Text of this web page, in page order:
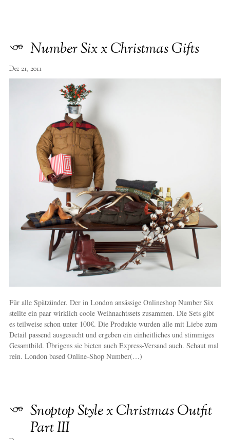
Number Six x Christmas Gifts
Dez 21, 2011
Für alle Spätzünder. Der in London ansässige Onlineshop Number Six
stellte ein paar wirklich coole Weihnachtssets zusammen. Die Sets gibt
es teilweise schon unter 100€. Die Produkte wurden alle mit Liebe zum
Detail passend ausgesucht und ergeben ein einheitliches und stimmiges
Gesamtbild. Übrigens sie bieten auch Express-Versand auch. Schaut mal
rein. London based Online-Shop Number(…)
Snoptop Style x Christmas Outfit
Part III